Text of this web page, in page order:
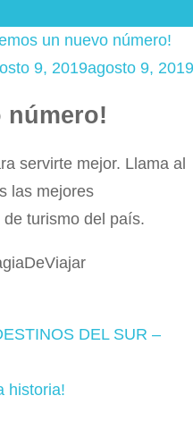
un nuevo número!
9, 2019agosto 9, 2019
número!
servirte mejor. Llama al
las mejores
turismo del país.
DEL SUR –
historia!